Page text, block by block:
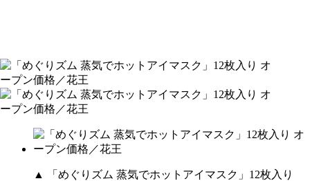
▲ 「めぐりズム 蒸気でホットアイマスク」12枚入り